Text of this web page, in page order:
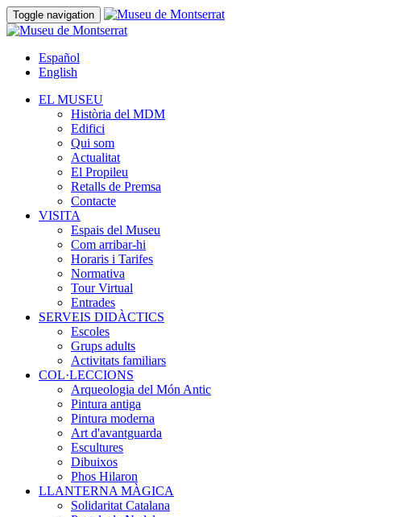
Toggle navigation
Español
English
EL MUSEU
Història del MDM
Edifici
Qui som
Actualitat
El Propileu
Retalls de Premsa
Contacte
VISITA
Espais del Museu
Com arribar-hi
Horaris i Tarifes
Normativa
Tour Virtual
Entrades
SERVEIS DIDÀCTICS
Escoles
Grups adults
Activitats familiars
COL·LECCIONS
Arqueologia del Món Antic
Pintura antiga
Pintura moderna
Art d'avantguarda
Escultures
Dibuixos
Phos Hilaron
LLANTERNA MÀGICA
Solidaritat Catalana